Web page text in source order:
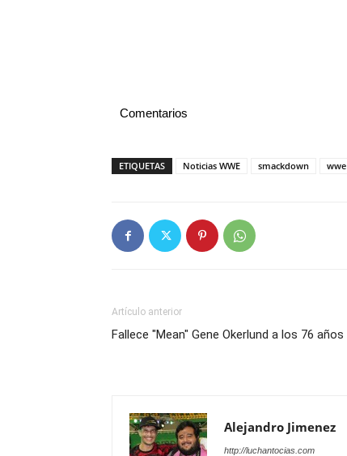
Comentarios
ETIQUETAS Noticias WWE smackdown wwe
Artículo anterior
Fallece "Mean" Gene Okerlund a los 76 años
Alejandro Jimenez
http://luchantocias.com